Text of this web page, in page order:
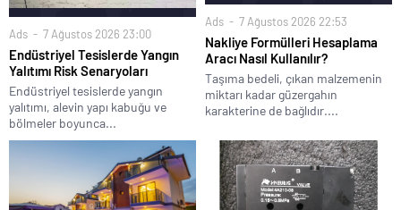
Ads 7 Ağustos 2026 23:00
Endüstriyel Tesislerde Yangın
Yalıtımı Risk Senaryoları
Endüstriyel tesislerde yangın
yalıtımı, alevin yapı kabuğu ve
bölmeler boyunca...
Ads 7 Ağustos 2026 22:53
Nakliye Formülleri Hesaplama
Aracı Nasıl Kullanılır?
Taşıma bedeli, çıkan malzemenin
miktarı kadar güzergahın
karakterine de bağlıdır....